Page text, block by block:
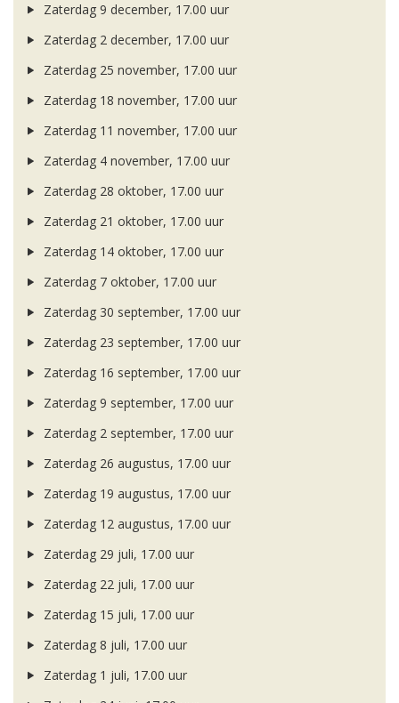
Zaterdag 9 december, 17.00 uur
Zaterdag 2 december, 17.00 uur
Zaterdag 25 november, 17.00 uur
Zaterdag 18 november, 17.00 uur
Zaterdag 11 november, 17.00 uur
Zaterdag 4 november, 17.00 uur
Zaterdag 28 oktober, 17.00 uur
Zaterdag 21 oktober, 17.00 uur
Zaterdag 14 oktober, 17.00 uur
Zaterdag 7 oktober, 17.00 uur
Zaterdag 30 september, 17.00 uur
Zaterdag 23 september, 17.00 uur
Zaterdag 16 september, 17.00 uur
Zaterdag 9 september, 17.00 uur
Zaterdag 2 september, 17.00 uur
Zaterdag 26 augustus, 17.00 uur
Zaterdag 19 augustus, 17.00 uur
Zaterdag 12 augustus, 17.00 uur
Zaterdag 29 juli, 17.00 uur
Zaterdag 22 juli, 17.00 uur
Zaterdag 15 juli, 17.00 uur
Zaterdag 8 juli, 17.00 uur
Zaterdag 1 juli, 17.00 uur